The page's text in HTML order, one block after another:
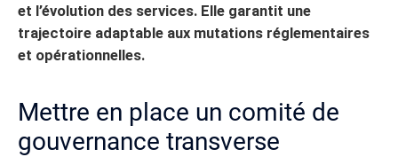
et l’évolution des services. Elle garantit une
trajectoire adaptable aux mutations réglementaires
et opérationnelles.
Mettre en place un comité de
gouvernance transverse